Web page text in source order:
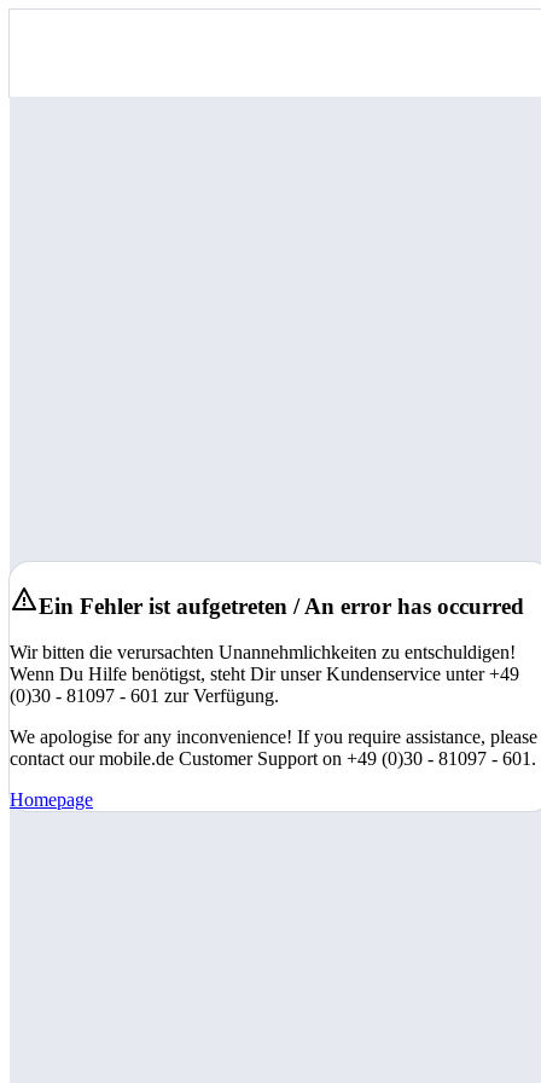
Ein Fehler ist aufgetreten / An error has occurred
Wir bitten die verursachten Unannehmlichkeiten zu entschuldigen!
Wenn Du Hilfe benötigst, steht Dir unser Kundenservice unter +49
(0)30 - 81097 - 601 zur Verfügung.
We apologise for any inconvenience! If you require assistance, please
contact our mobile.de Customer Support on +49 (0)30 - 81097 - 601.
Homepage